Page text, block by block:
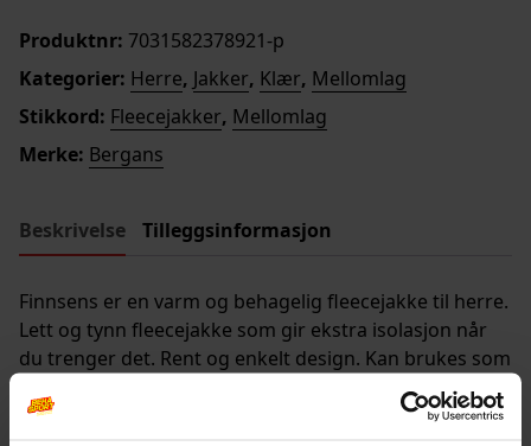
antall
Produktnr: 7031582378921-p
Kategorier: Herre, Jakker, Klær, Mellomlag
Stikkord: Fleecejakker, Mellomlag
Merke: Bergans
Beskrivelse Tilleggsinformasjon
Finnsens er en varm og behagelig fleecejakke til herre.
Lett og tynn fleecejakke som gir ekstra isolasjon når
du trenger det. Rent og enkelt design. Kan brukes som
mellomlag og alene. Jakken har front lommer med
glidelås. Lommene er plassert slik at de ikke kommer i